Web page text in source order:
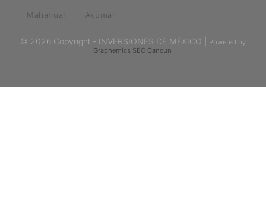
Mahahual
Akumal
© 2026 Copyright - INVERSIONES DE MÉXICO |
Powered by
Graphemics SEO Cancun